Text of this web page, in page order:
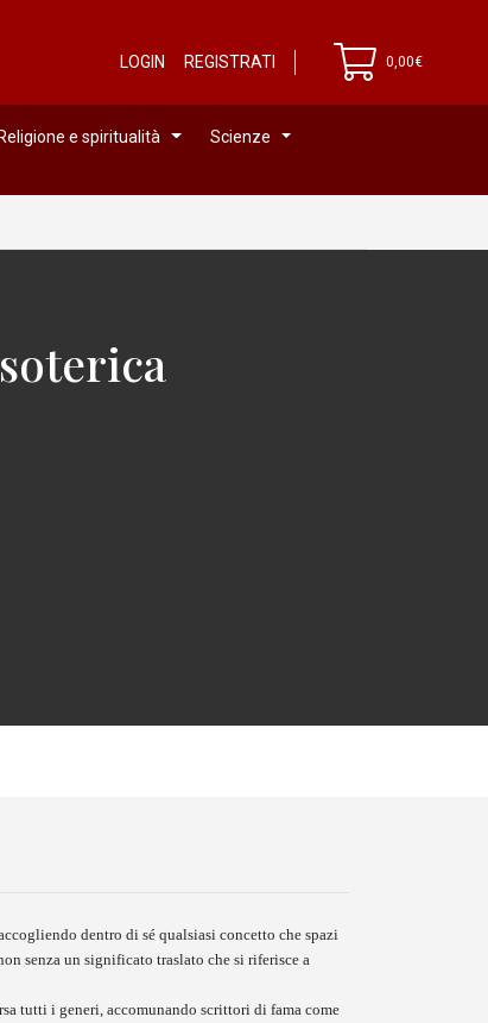
LOGIN REGISTRATI 0,00€
Religione e spiritualità
Scienze
dentro di sé qualsiasi concetto che spazi
senza un significato traslato che si riferisce a
tutti i generi, accomunando scrittori di fama come